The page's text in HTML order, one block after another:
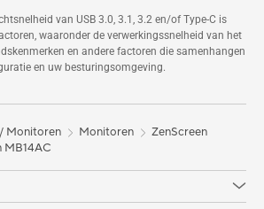
van USB 3.0, 3.1, 3.2 en/of Type-C is
waaronder de verwerkingssnelheid van het
en andere factoren die samenhangen
en uw besturingsomgeving.
Monitoren Monitoren
ZenScreen
MB14AC